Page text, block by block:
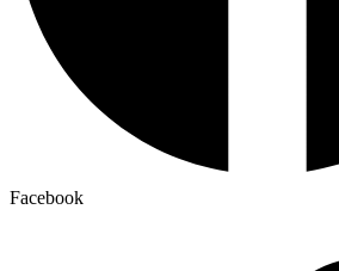
Facebook